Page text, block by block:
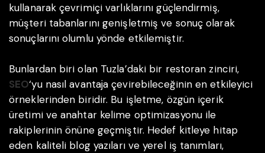
kullanarak çevrimiçi varlıklarını güçlendirmiş,
müşteri tabanlarını genişletmiş ve sonuç olarak
sonuçlarını olumlu yönde etkilemiştir.
Bunlardan biri olan Tuzla’daki bir restoran zinciri,
SEO‘yu nasıl avantaja çevirebileceğinin en etkileyici
örneklerinden biridir. Bu işletme, özgün içerik
üretimi ve anahtar kelime optimizasyonu ile
rakiplerinin önüne geçmiştir. Hedef kitleye hitap
eden kaliteli blog yazıları ve yerel iş tanımları,